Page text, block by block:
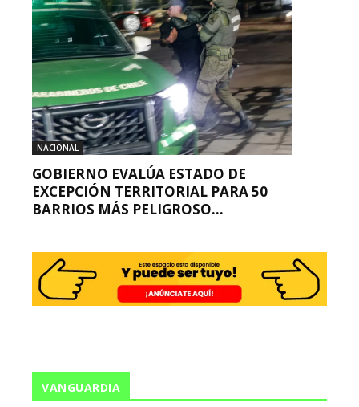
NACIONAL
GOBIERNO EVALÚA ESTADO DE
EXCEPCIÓN TERRITORIAL PARA 50
BARRIOS MÁS PELIGROSO...
VANGUARDIA